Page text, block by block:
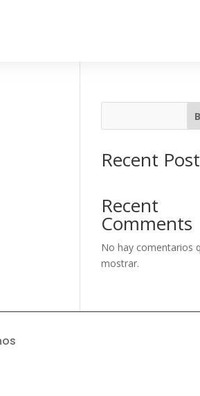
Recent
Recent
Comments
No hay comentarios
mostrar.